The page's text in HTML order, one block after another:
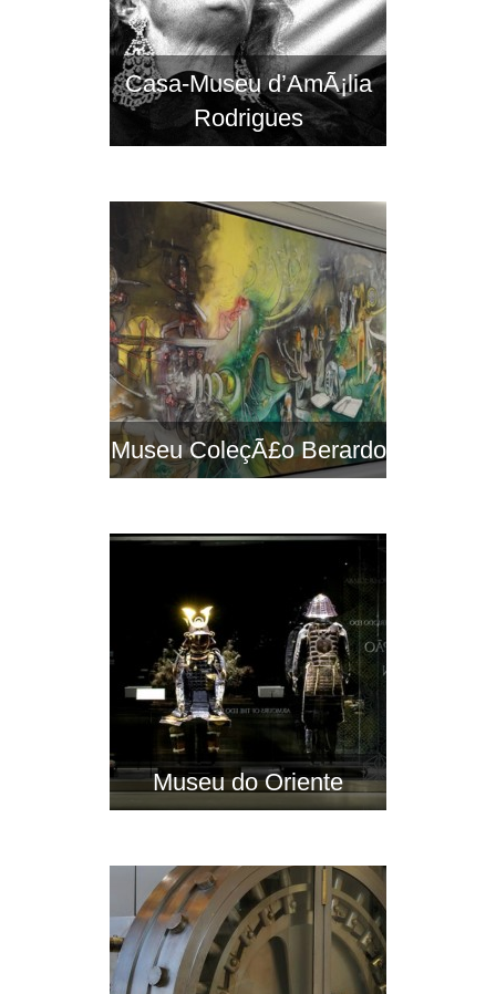
Casa-Museu d’AmÃ¡lia
Rodrigues
Museu ColeçÃ£o Berardo
Museu do Oriente